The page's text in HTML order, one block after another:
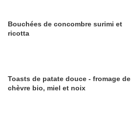
Bouchées de concombre surimi et
ricotta
Toasts de patate douce - fromage de
chèvre bio, miel et noix